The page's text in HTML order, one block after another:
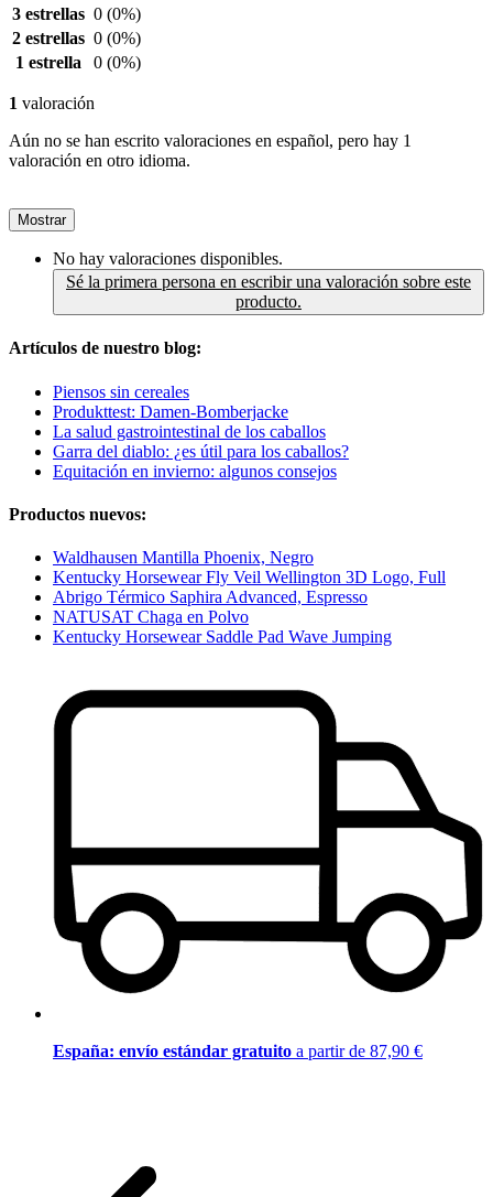
3 estrellas 0 (0%)
2 estrellas 0 (0%)
1 estrella
0 (0%)
1 valoración
Aún no se han escrito valoraciones en español, pero hay 1
valoración en otro idioma.
Mostrar
No hay valoraciones disponibles.
Sé la primera persona en escribir una valoración sobre este
producto.
Artículos de nuestro blog:
Piensos sin cereales
Produkttest: Damen-Bomberjacke
La salud gastrointestinal de los caballos
Garra del diablo: ¿es útil para los caballos?
Equitación en invierno: algunos consejos
Productos nuevos:
Waldhausen Mantilla Phoenix, Negro
Kentucky Horsewear Fly Veil Wellington 3D Logo, Full
Abrigo Térmico Saphira Advanced, Espresso
NATUSAT Chaga en Polvo
Kentucky Horsewear Saddle Pad Wave Jumping
España: envío estándar gratuito a partir de 87,90 €